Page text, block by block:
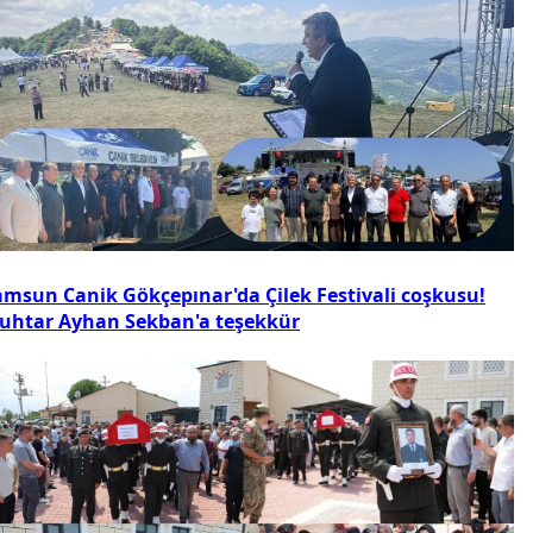
Canik Gökçepınar'da Çilek Festivali coşkusu!
Ayhan Sekban'a teşekkür